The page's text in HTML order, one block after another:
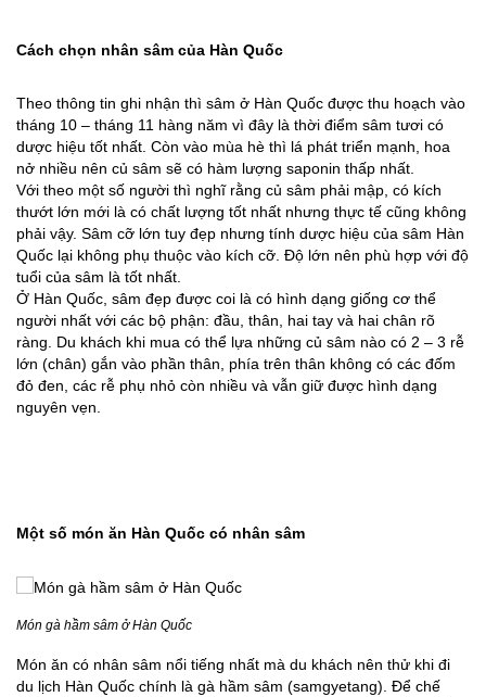
Cách chọn nhân sâm của Hàn Quốc
Theo thông tin ghi nhận thì sâm ở Hàn Quốc được thu hoạch vào
tháng 10 – tháng 11 hàng năm vì đây là thời điểm sâm tươi có
dược hiệu tốt nhất. Còn vào mùa hè thì lá phát triển mạnh, hoa
nở nhiều nên củ sâm sẽ có hàm lượng saponin thấp nhất.
Với theo một số người thì nghĩ rằng củ sâm phải mập, có kích
thướt lớn mới là có chất lượng tốt nhất nhưng thực tế cũng không
phải vậy. Sâm cỡ lớn tuy đẹp nhưng tính dược hiệu của sâm Hàn
Quốc lại không phụ thuộc vào kích cỡ. Độ lớn nên phù hợp với độ
tuổi của sâm là tốt nhất.
Ở Hàn Quốc, sâm đẹp được coi là có hình dạng giống cơ thể
người nhất với các bộ phận: đầu, thân, hai tay và hai chân rõ
ràng. Du khách khi mua có thể lựa những củ sâm nào có 2 – 3 rễ
lớn (chân) gắn vào phần thân, phía trên thân không có các đốm
đỏ đen, các rễ phụ nhỏ còn nhiều và vẫn giữ được hình dạng
nguyên vẹn.
Một số món ăn Hàn Quốc có nhân sâm
Món gà hầm sâm ở Hàn Quốc
Món ăn có nhân sâm nổi tiếng nhất mà du khách nên thử khi đi
du lịch Hàn Quốc chính là gà hầm sâm (samgyetang). Để chế